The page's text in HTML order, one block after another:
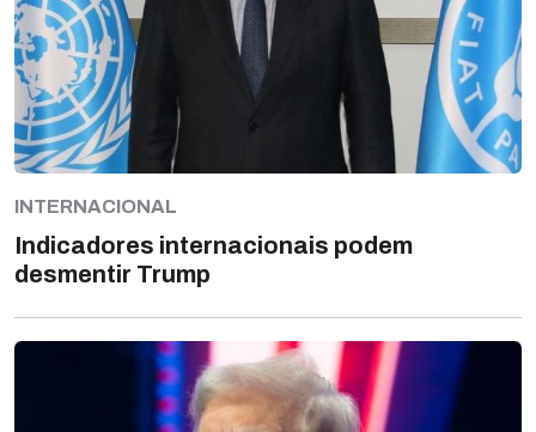
INTERNACIONAL
Indicadores internacionais podem
desmentir Trump